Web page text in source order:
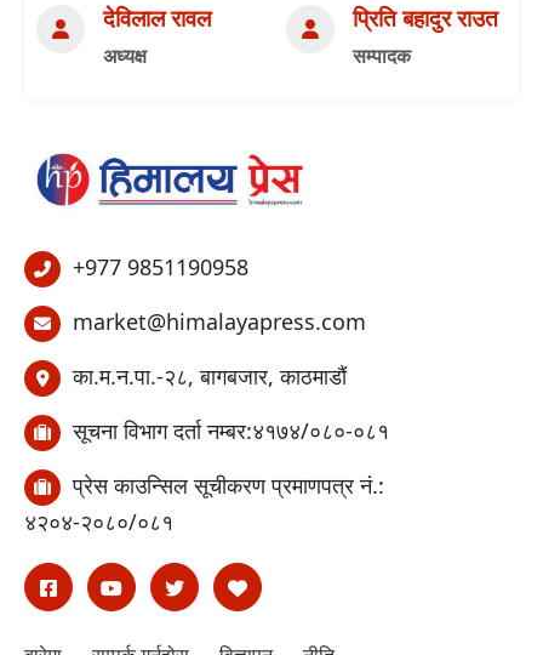
देविलाल रावल
अध्यक्ष
प्रिति बहादुर राउत
सम्पादक
+977 9851190958
market@himalayapress.com
का.म.न.पा.-२८, बागबजार, काठमाडौं
सूचना विभाग दर्ता नम्बर:४१७४/०८०-०८१
प्रेस काउन्सिल सूचीकरण प्रमाणपत्र नं.:
४२०४-२०८०/०८१